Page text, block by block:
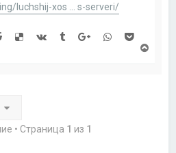
luchshij-xos ... s-serveri/
• Страница 1 из 1